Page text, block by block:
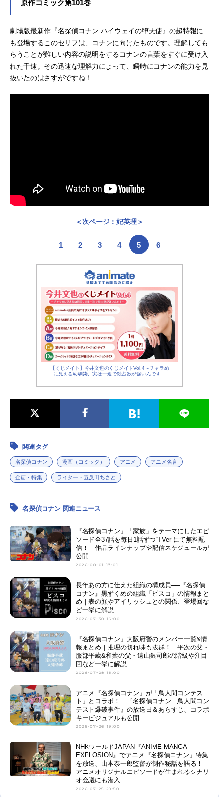
原作コミック第101巻
劇場版最新作『名探偵コナン ハイウェイの堕天使』の超特報に
も登場するこのセリフは、コナンに向けたものです。理解しても
らうことが難しい内容の説明をするコナンの言葉をすぐに受け入
れた千速。その迅速な理解力によって、瞬時にコナンの能力を見
抜いたのはさすがですね！
＜次ページ：妃英理＞
1 2 3 4 5 6
【くじメイト】今井文也のくじメイトVol.4～チャラめ
に見える幼馴染、実は一途で独占欲が強いんです～
関連タグ
名探偵コナン 漫画（コミック） アニメ アニメ名言
企画・特集 ライター・五反田ちさと
名探偵コナン 関連ニュース
『名探偵コナン』「家族」をテーマにしたエピ
ソード全37話を毎日1話ずつ“TVer”にて無料配
信！ 作品ラインナップや配信スケジュールが
公開
2026-08-01 17:01
長年あの方に仕えた組織の構成員──『名探偵
コナン』黒ずくめの組織「ピスコ」の情報まと
め｜表の顔やアイリッシュとの関係、登場回な
ど一挙に解説
2026-07-30 16:00
『名探偵コナン』大阪府警のメンバー一覧&情
報まとめ｜推理の切れ味も抜群！ 平次の父・
服部平蔵&和葉の父・遠山銀司郎の階級や注目
回など一挙に解説
2026-07-28 16:00
アニメ『名探偵コナン』が「鳥人間コンテス
ト」とコラボ！ 『名探偵コナン 鳥人間コン
テスト爆破事件』の放送日＆あらすじ、コラボ
キービジュアルも公開
2026-07-26 19:00
NHKワールドJAPAN『ANIME MANGA
EXPLOSION』でアニメ『名探偵コナン』特集
を放送、山本泰一郎監督が制作秘話を語る！
アニメオリジナルエピソードが生まれるシナリ
オ会議にも潜入
2026-07-25 20:50